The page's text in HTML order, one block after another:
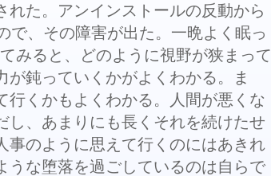
た。アンインストールの反動から
で、その障害が出た。一晩よく眠っ
みると、どのように視野が狭まって
鈍っていくかがよくわかる。ま
行くかもよくわかる。人間が悪くな
し、あまりにも長くそれを続けたせ
事のように思えて行くのにはあきれ
うな堕落を過ごしているのは自らで